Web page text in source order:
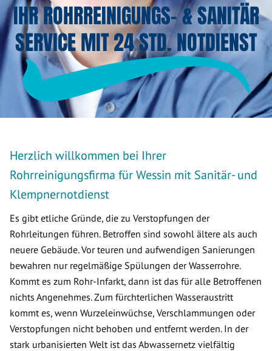
IHR ROHRREINIGUNGS- & SANITÄR
SERVICE MIT 24 STD. NOTDIENST
Herzlich willkommen bei Ihrer
Rohrreinigungsfirma für Wessin mit Sanitär- und
Klempnernotdienst
Es gibt etliche Gründe, die zu Verstopfungen der
Rohrleitungen führen. Betroffen sind sowohl ältere als auch
neuere Gebäude. Vor teuren und aufwendigen Sanierungen
bewahren nur regelmäßige Spülungen der Wasserrohre.
Kommt es zum Rohr-Infarkt, dann ist das für alle Betroffenen
nichts Angenehmes. Zum fürchterlichen Wasseraustritt
kommt es, wenn Wurzeleinwüchse, Verschlammungen oder
Verstopfungen nicht behoben und entfernt werden. In der
stark urbanisierten Welt ist das Abwassernetz vielfältig